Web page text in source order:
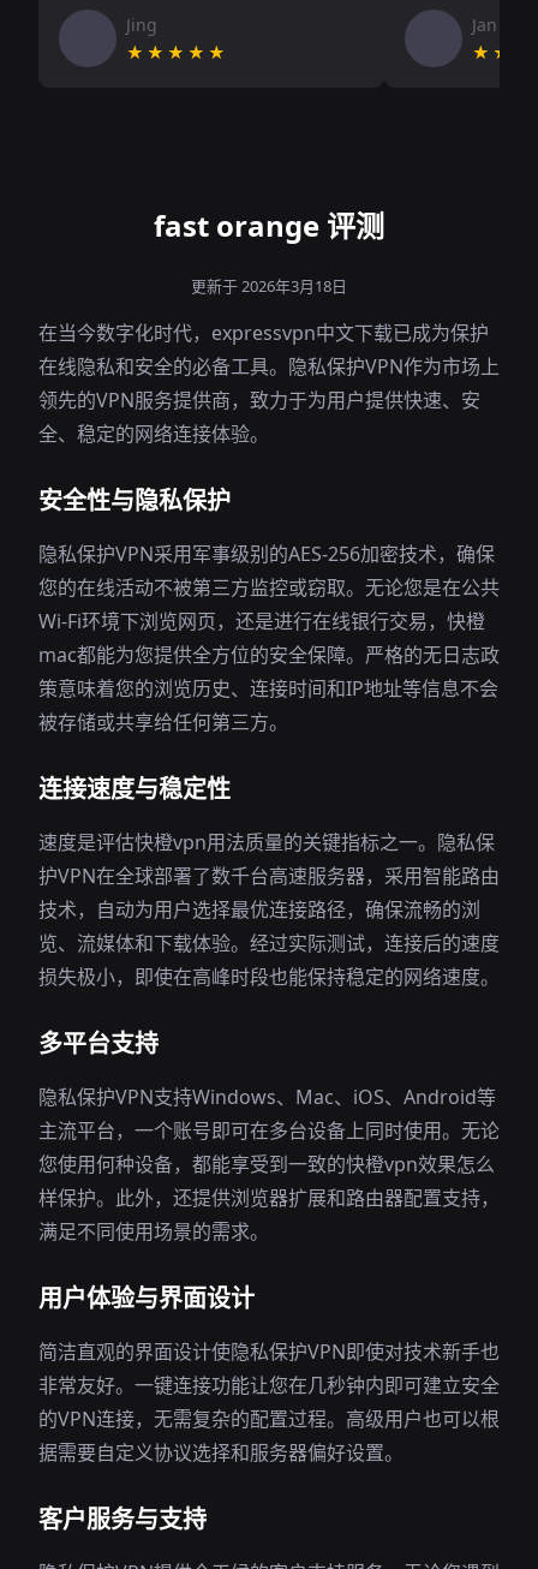
Jing
★★★★★
Jan V
fast orange 评测
更新于 2026年3月18日
在当今数字化时代，expressvpn中文下载已成为保护
在线隐私和安全的必备工具。隐私保护VPN作为市场上
领先的VPN服务提供商，致力于为用户提供快速、安
全、稳定的网络连接体验。
安全性与隐私保护
隐私保护VPN采用军事级别的AES-256加密技术，确保
您的在线活动不被第三方监控或窃取。无论您是在公共
Wi-Fi环境下浏览网页，还是进行在线银行交易，快橙
mac都能为您提供全方位的安全保障。严格的无日志政
策意味着您的浏览历史、连接时间和IP地址等信息不会
被存储或共享给任何第三方。
连接速度与稳定性
速度是评估快橙vpn用法质量的关键指标之一。隐私保
护VPN在全球部署了数千台高速服务器，采用智能路由
技术，自动为用户选择最优连接路径，确保流畅的浏
览、流媒体和下载体验。经过实际测试，连接后的速度
损失极小，即使在高峰时段也能保持稳定的网络速度。
多平台支持
隐私保护VPN支持Windows、Mac、iOS、Android等
主流平台，一个账号即可在多台设备上同时使用。无论
您使用何种设备，都能享受到一致的快橙vpn效果怎么
样保护。此外，还提供浏览器扩展和路由器配置支持，
满足不同使用场景的需求。
用户体验与界面设计
简洁直观的界面设计使隐私保护VPN即使对技术新手也
非常友好。一键连接功能让您在几秒钟内即可建立安全
的VPN连接，无需复杂的配置过程。高级用户也可以根
据需要自定义协议选择和服务器偏好设置。
客户服务与支持